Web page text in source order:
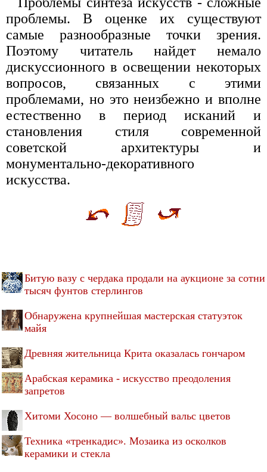
проблемы. В оценке их существуют
самые разнообразные точки зрения.
Поэтому читатель найдет немало
дискуссионного в освещении некоторых
вопросов, связанных с этими
проблемами, но это неизбежно и вполне
естественно в период исканий и
становления стиля современной
советской архитектуры и
монументально-декоративного
искусства.
Битую вазу с чердака продали на аукционе за сотни
тысяч фунтов стерлингов
Обнаружена крупнейшая мастерская статуэток
майя
Древняя жительница Крита оказалась гончаром
Арабская керамика - искусство преодоления
запретов
Хитоми Хосоно — волшебный вальс цветов
Техника «тренкадис». Мозаика из осколков
керамики и стекла